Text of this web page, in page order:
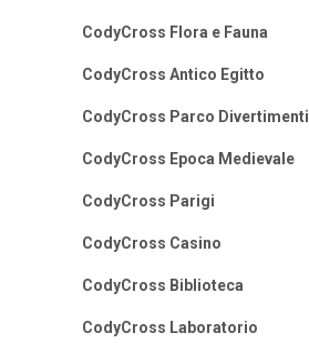
CodyCross Flora e Fauna
CodyCross Antico Egitto
CodyCross Parco Divertimenti
CodyCross Epoca Medievale
CodyCross Parigi
CodyCross Casino
CodyCross Biblioteca
CodyCross Laboratorio